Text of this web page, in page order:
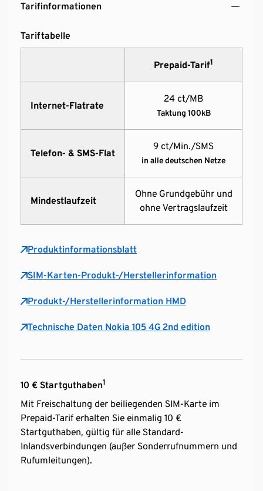
Tarifinformationen
Tariftabelle
Prepaid-Tarif1
Internet-Flatrate
24 ct/MB
Taktung 100kB
Telefon- & SMS-Flat
9 ct/Min./SMS
in alle deutschen Netze
Mindestlaufzeit
Ohne Grundgebühr und
ohne Vertragslaufzeit
Produktinformationsblatt
SIM-Karten-Produkt-/Herstellerinformation
Produkt-/Herstellerinformation HMD
Technische Daten Nokia 105 4G 2nd edition
10 € Startguthaben1
Mit Freischaltung der beiliegenden SIM-Karte im
Prepaid-Tarif erhalten Sie einmalig 10 €
Startguthaben, gültig für alle Standard-
Inlandsverbindungen (außer Sonderrufnummern und
Rufumleitungen).